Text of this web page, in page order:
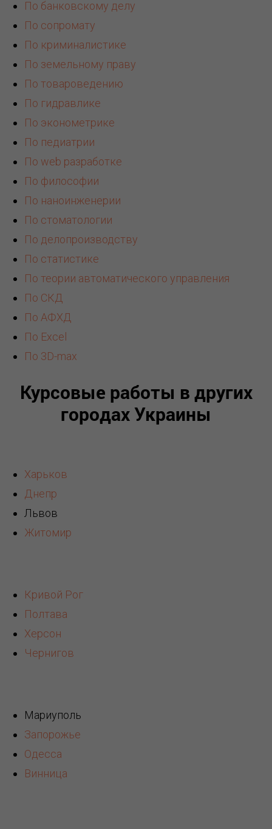
По банковскому делу
По сопромату
По криминалистике
По земельному праву
По товароведению
По гидравлике
По эконометрике
По педиатрии
По web разработке
По философии
По наноинженерии
По стоматологии
По делопроизводству
По статистике
По теории автоматического управления
По СКД
По АФХД
По Excel
По 3D-max
Курсовые работы в других
городах Украины
Харьков
Днепр
Львов
Житомир
Кривой Рог
Полтава
Херсон
Чернигов
Мариуполь
Запорожье
Одесса
Винница